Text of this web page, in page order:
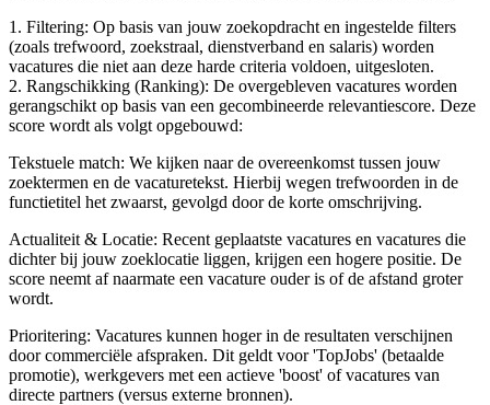
1. Filtering: Op basis van jouw zoekopdracht en ingestelde filters
(zoals trefwoord, zoekstraal, dienstverband en salaris) worden
vacatures die niet aan deze harde criteria voldoen, uitgesloten.
2. Rangschikking (Ranking): De overgebleven vacatures worden
gerangschikt op basis van een gecombineerde relevantiescore. Deze
score wordt als volgt opgebouwd:
Tekstuele match: We kijken naar de overeenkomst tussen jouw
zoektermen en de vacaturetekst. Hierbij wegen trefwoorden in de
functietitel het zwaarst, gevolgd door de korte omschrijving.
Actualiteit & Locatie: Recent geplaatste vacatures en vacatures die
dichter bij jouw zoeklocatie liggen, krijgen een hogere positie. De
score neemt af naarmate een vacature ouder is of de afstand groter
wordt.
Prioritering: Vacatures kunnen hoger in de resultaten verschijnen
door commerciële afspraken. Dit geldt voor 'TopJobs' (betaalde
promotie), werkgevers met een actieve 'boost' of vacatures van
directe partners (versus externe bronnen).